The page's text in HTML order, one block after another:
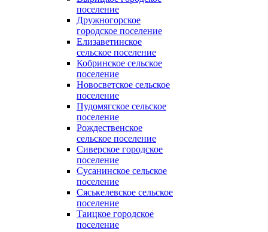
поселение
Дружногорское
городское поселение
Елизаветинское
сельское поселение
Кобринское сельское
поселение
Новосветское сельское
поселение
Пудомягское сельское
поселение
Рождественское
сельское поселение
Сиверское городское
поселение
Сусанинское сельское
поселение
Сяськелевское сельское
поселение
Таицкое городское
поселение